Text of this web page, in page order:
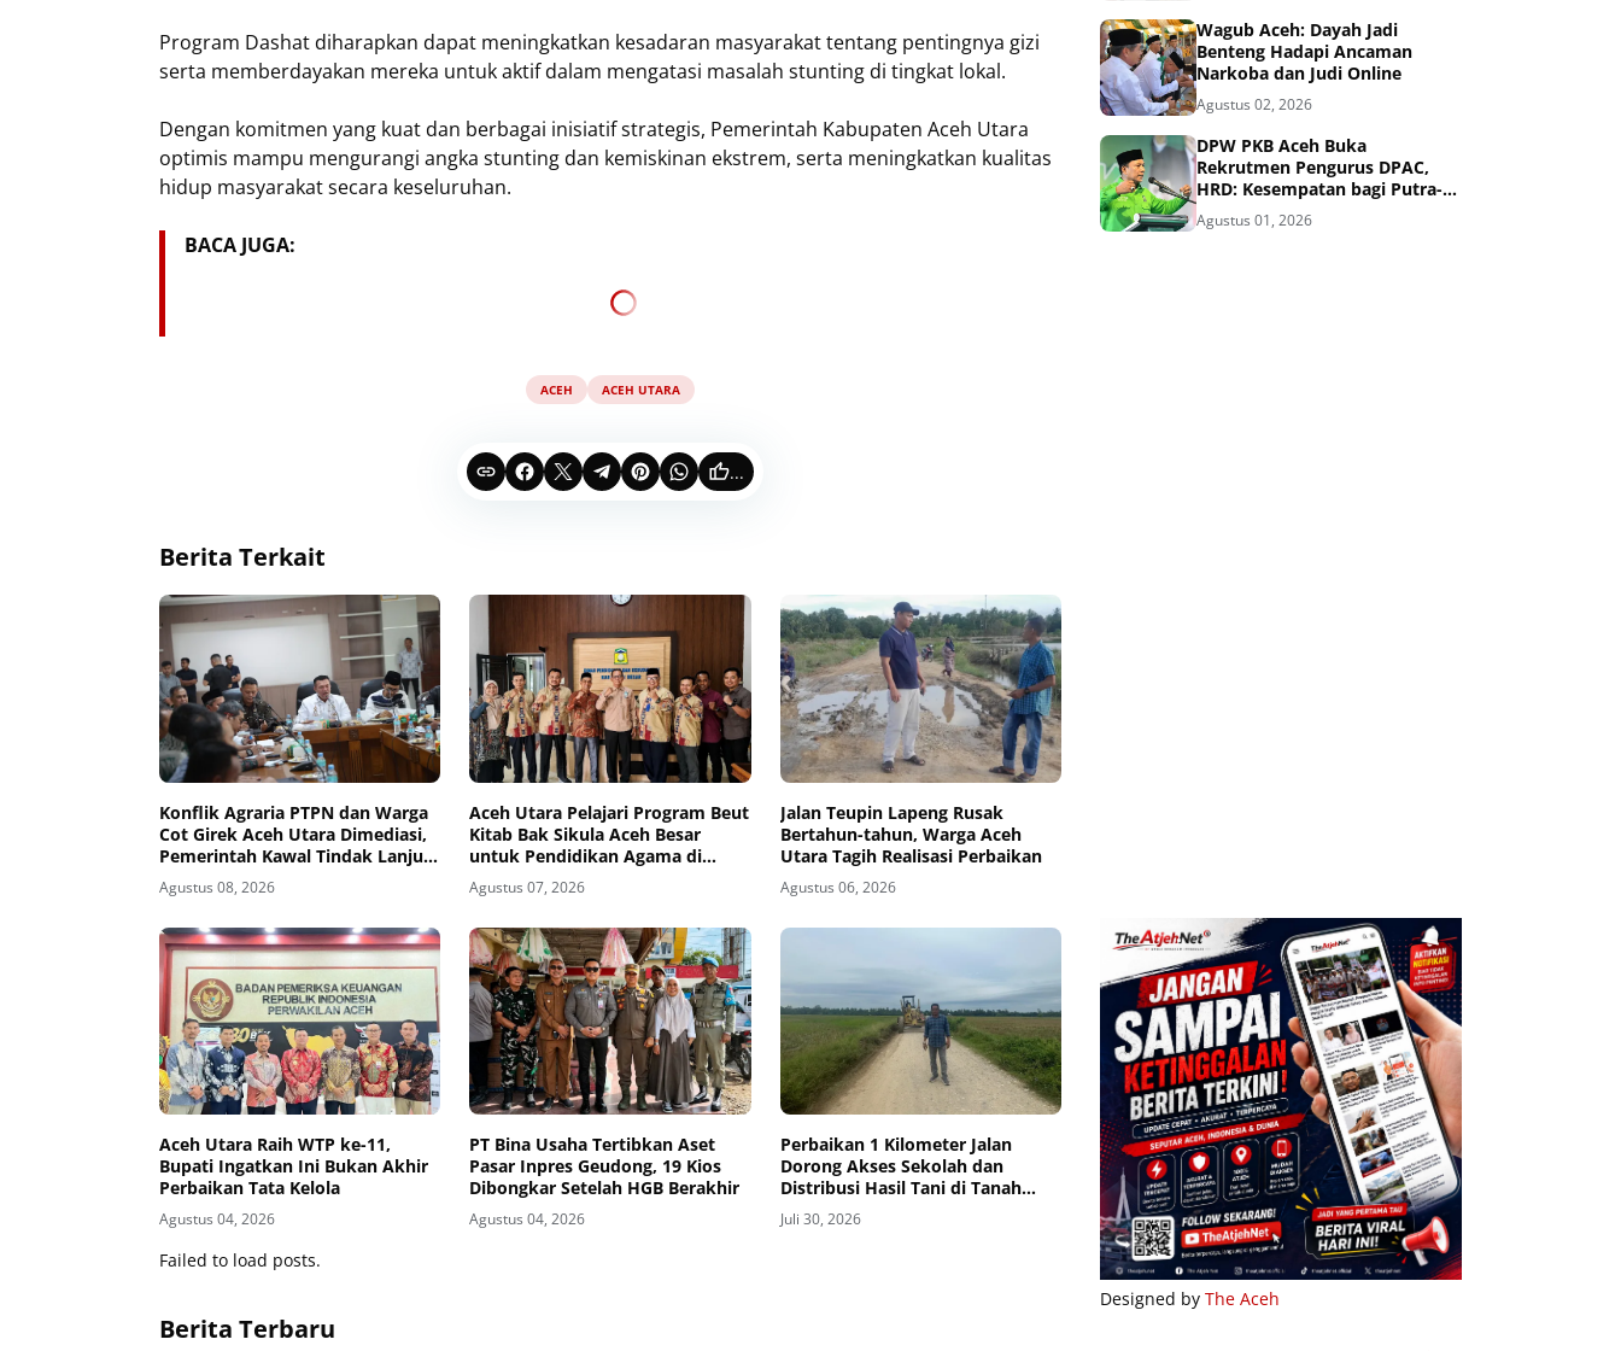
Program Dashat diharapkan dapat meningkatkan kesadaran masyarakat tentang pentingnya gizi
serta memberdayakan mereka untuk aktif dalam mengatasi masalah stunting di tingkat lokal.
Dengan komitmen yang kuat dan berbagai inisiatif strategis, Pemerintah Kabupaten Aceh Utara
optimis mampu mengurangi angka stunting dan kemiskinan ekstrem, serta meningkatkan kualitas
hidup masyarakat secara keseluruhan.
BACA JUGA:
ACEH ACEH UTARA
...
Berita Terkait
Konflik Agraria PTPN dan Warga
Cot Girek Aceh Utara Dimediasi,
Pemerintah Kawal Tindak Lanjut
Kesepakatan
Agustus 08, 2026
Aceh Utara Pelajari Program Beut
Kitab Bak Sikula Aceh Besar
untuk Pendidikan Agama di
Sekolah
Agustus 07, 2026
Jalan Teupin Lapeng Rusak
Bertahun-tahun, Warga Aceh
Utara Tagih Realisasi Perbaikan
Agustus 06, 2026
Aceh Utara Raih WTP ke-11,
Bupati Ingatkan Ini Bukan Akhir
Perbaikan Tata Kelola
Agustus 04, 2026
PT Bina Usaha Tertibkan Aset
Pasar Inpres Geudong, 19 Kios
Dibongkar Setelah HGB Berakhir
Agustus 04, 2026
Perbaikan 1 Kilometer Jalan
Dorong Akses Sekolah dan
Distribusi Hasil Tani di Tanah
Luas
Juli 30, 2026
Failed to load posts.
Berita Terbaru
Wagub Aceh: Dayah Jadi
Benteng Hadapi Ancaman
Narkoba dan Judi Online
Agustus 02, 2026
DPW PKB Aceh Buka
Rekrutmen Pengurus DPAC,
HRD: Kesempatan bagi Putra-
Putri Terbaik Aceh
Agustus 01, 2026
Designed by The Aceh